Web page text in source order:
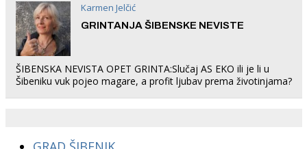
Karmen Jelčić
GRINTANJA ŠIBENSKE NEVISTE
ŠIBENSKA NEVISTA OPET GRINTA:Slučaj AS EKO ili je li u
Šibeniku vuk pojeo magare, a profit ljubav prema životinjama?